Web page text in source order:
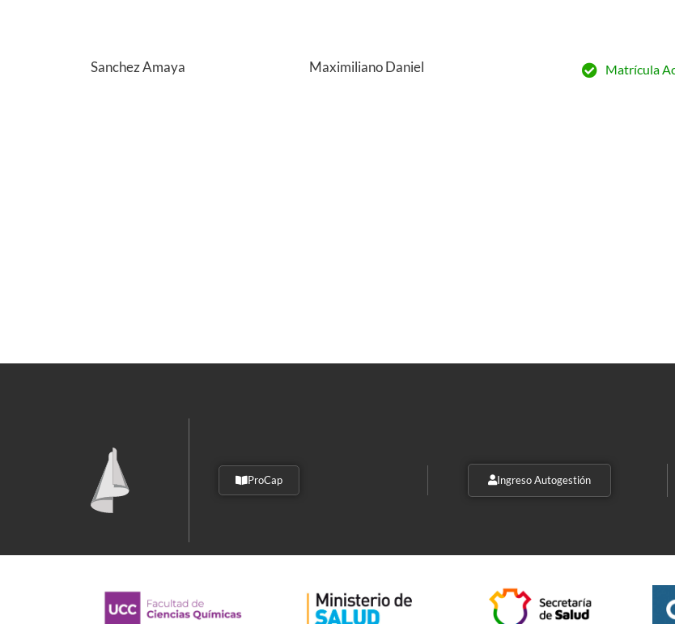
Sanchez Amaya Maximiliano Daniel Matrícula
ProCap Ingreso Autogestión